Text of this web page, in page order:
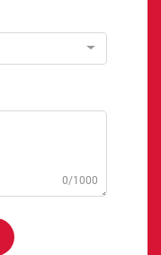
0/1000